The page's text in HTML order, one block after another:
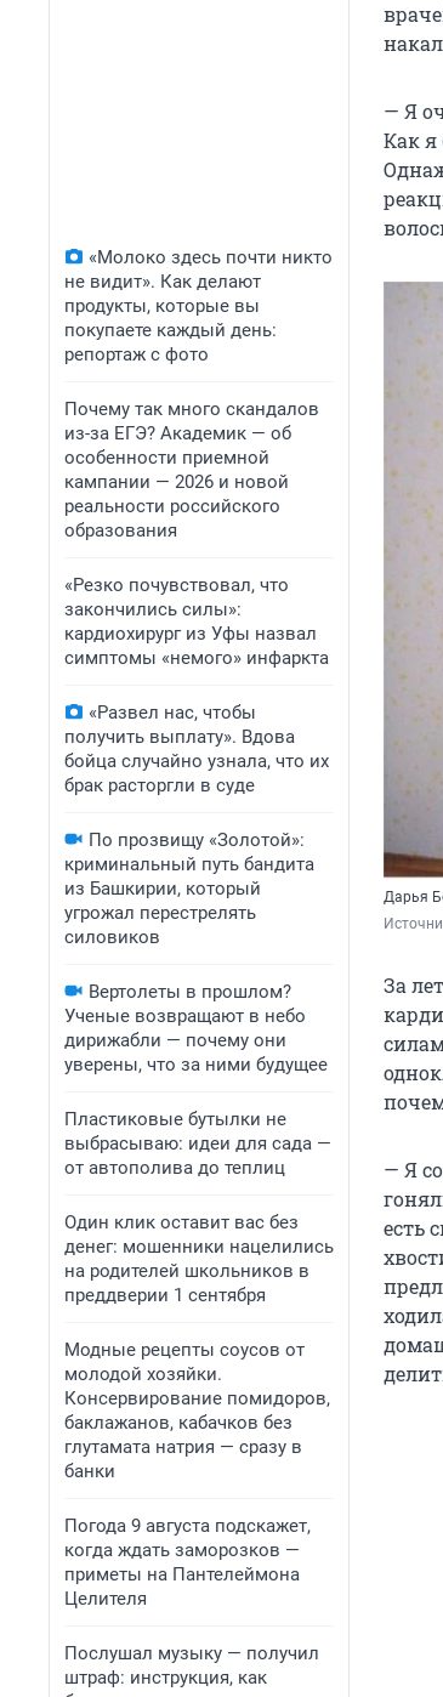
«Молоко здесь почти никто
не видит». Как делают
продукты, которые вы
покупаете каждый день:
репортаж с фото
Почему так много скандалов
из-за ЕГЭ? Академик — об
особенности приемной
кампании — 2026 и новой
реальности российского
образования
«Резко почувствовал, что
закончились силы»:
кардиохирург из Уфы назвал
симптомы «немого» инфаркта
«Развел нас, чтобы
получить выплату». Вдова
бойца случайно узнала, что их
брак расторгли в суде
По прозвищу «Золотой»:
криминальный путь бандита
из Башкирии, который
угрожал перестрелять
силовиков
Вертолеты в прошлом?
Ученые возвращают в небо
дирижабли — почему они
уверены, что за ними будущее
Пластиковые бутылки не
выбрасываю: идеи для сада —
от автополива до теплиц
Один клик оставит вас без
денег: мошенники нацелились
на родителей школьников в
преддверии 1 сентября
Модные рецепты соусов от
молодой хозяйки.
Консервирование помидоров,
баклажанов, кабачков без
глутамата натрия — сразу в
банки
Погода 9 августа подскажет,
когда ждать заморозков —
приметы на Пантелеймона
Целителя
Послушал музыку — получил
штраф: инструкция, как
— Я
Как я
Дарья
За
— Я
есть